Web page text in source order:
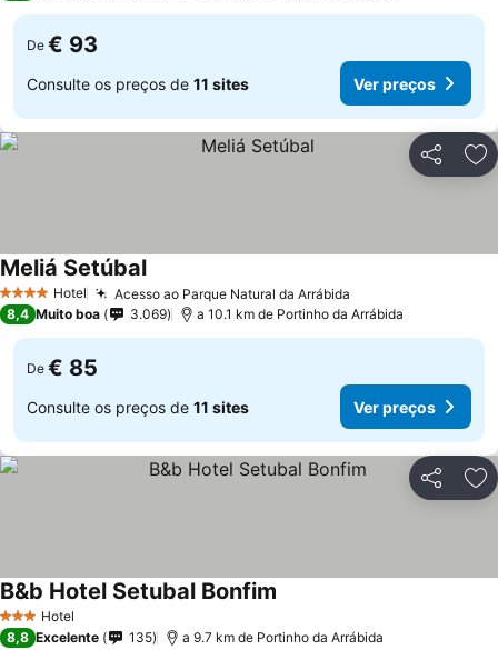
De € 93
Consulte os preços de 11 sites Ver preços
Partilhar
4 EstrelasHotel Acesso ao Parque Natural da Arrábida
Meliá SetúbalVer preços
8,4 Muito boa 3.069 a 10.1 km de Portinho da Arrábida
De € 85
Consulte os preços de 11 sites Ver preços
Partilhar
3 EstrelasHotel
B&b Hotel Setubal Bonfim
8,8 Excelente 135 a 9.7 km de Portinho da Arrábida